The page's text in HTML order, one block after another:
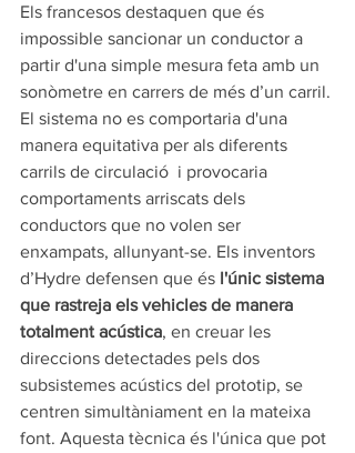
Els francesos destaquen que és
impossible sancionar un conductor a
partir d'una simple mesura feta amb un
sonòmetre en carrers de més d’un carril.
El sistema no es comportaria d'una
manera equitativa per als diferents
carrils de circulació  i provocaria
comportaments arriscats dels
conductors que no volen ser
enxampats, allunyant-se. Els inventors
d’Hydre defensen que és l'únic sistema
que rastreja els vehicles de manera
totalment acústica, en creuar les
direccions detectades pels dos
subsistemes acústics del prototip, se
centren simultàniament en la mateixa
font. Aquesta tècnica és l'única que pot